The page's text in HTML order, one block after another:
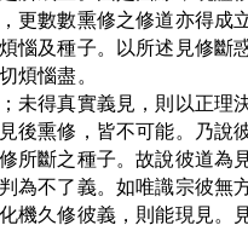
更數數熏修之修道亦得成
惱及種子。以所述見修斷
煩惱盡。
未得真實義見，則以正理
後熏修，皆不可能。乃說
所斷之種子。故說彼道為
為不了義。如唯識宗彼無
機久修彼義，則能現見。